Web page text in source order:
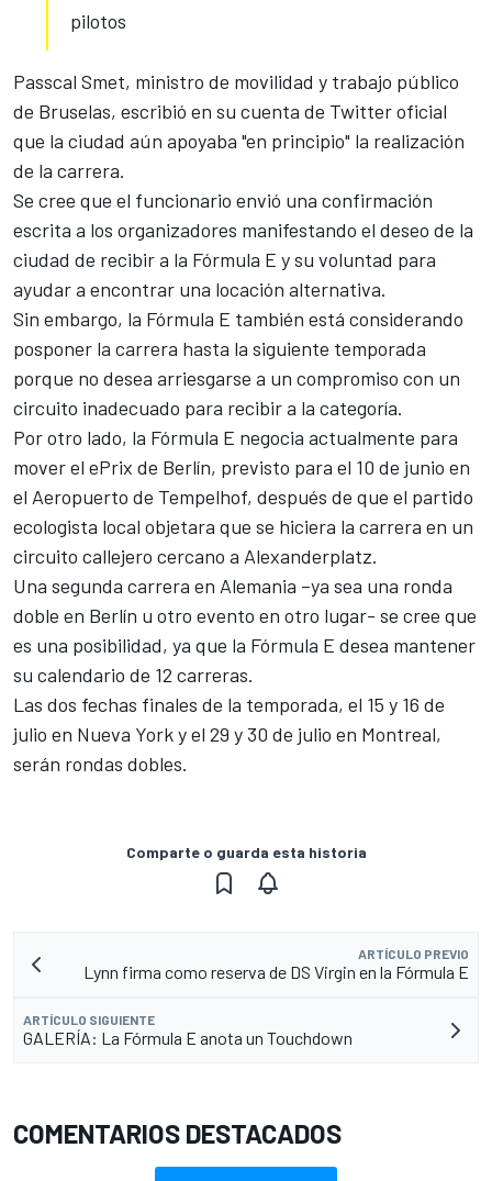
pilotos
Passcal Smet, ministro de movilidad y trabajo público
de Bruselas, escribió en su cuenta de Twitter oficial
que la ciudad aún apoyaba "en principio" la realización
de la carrera.
Se cree que el funcionario envió una confirmación
escrita a los organizadores manifestando el deseo de la
ciudad de recibir a la Fórmula E y su voluntad para
ayudar a encontrar una locación alternativa.
Sin embargo, la Fórmula E también está considerando
posponer la carrera hasta la siguiente temporada
porque no desea arriesgarse a un compromiso con un
circuito inadecuado para recibir a la categoría.
Por otro lado, la Fórmula E negocia actualmente para
mover el ePrix de Berlín, previsto para el 10 de junio en
el Aeropuerto de Tempelhof, después de que el partido
ecologista local objetara que se hiciera la carrera en un
circuito callejero cercano a Alexanderplatz.
Una segunda carrera en Alemania –ya sea una ronda
doble en Berlín u otro evento en otro lugar- se cree que
es una posibilidad, ya que la Fórmula E desea mantener
su calendario de 12 carreras.
Las dos fechas finales de la temporada, el 15 y 16 de
julio en Nueva York y el 29 y 30 de julio en Montreal,
serán rondas dobles.
Comparte o guarda esta historia
ARTÍCULO PREVIO
Lynn firma como reserva de DS Virgin en la Fórmula E
ARTÍCULO SIGUIENTE
GALERÍA: La Fórmula E anota un Touchdown
COMENTARIOS DESTACADOS